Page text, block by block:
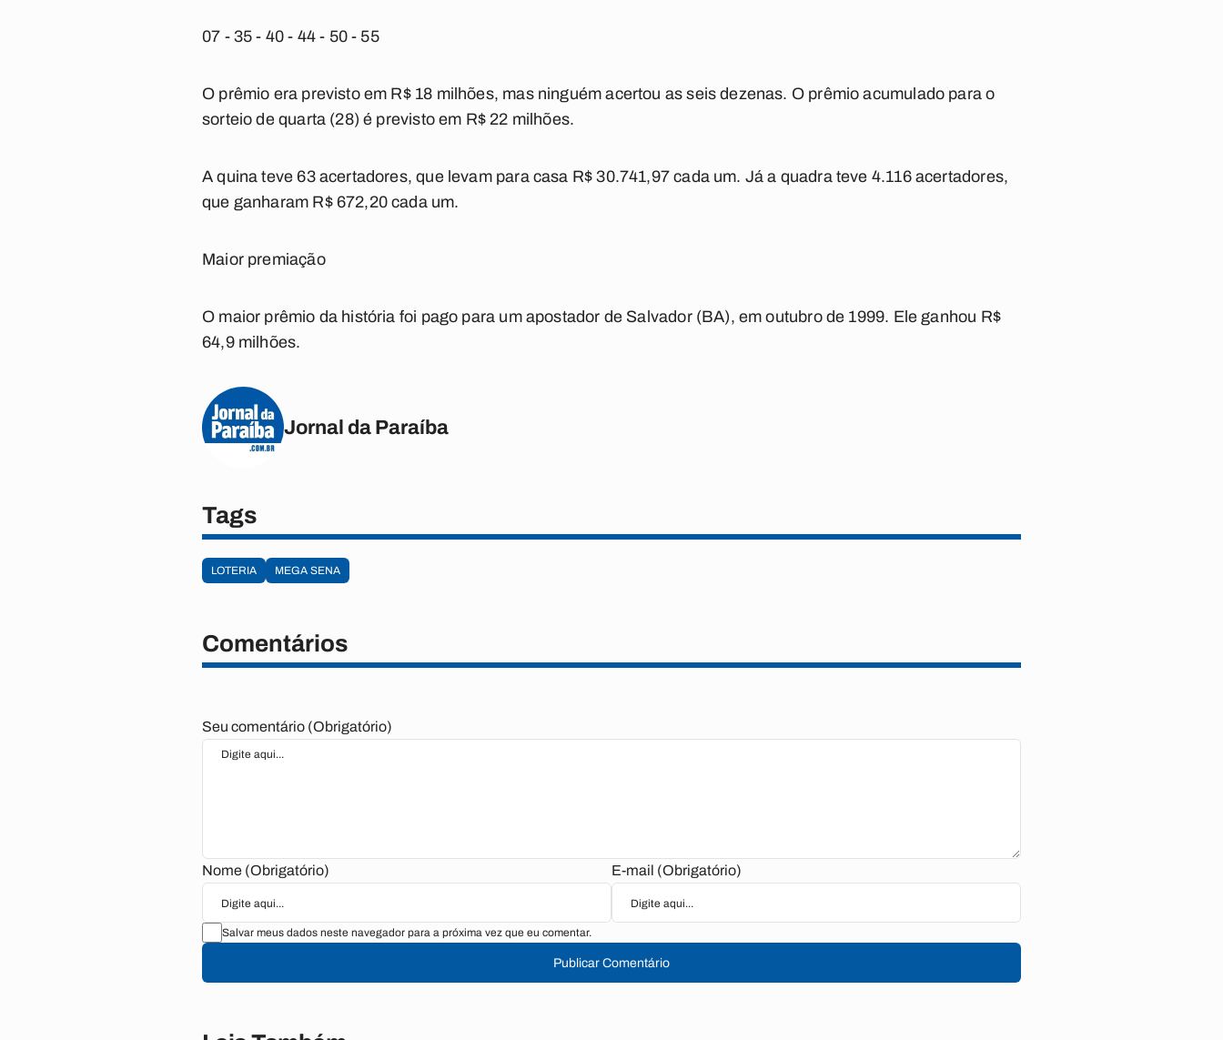
07 - 35 - 40 - 44 - 50 - 55
O prêmio era previsto em R$ 18 milhões, mas ninguém acertou as seis dezenas. O prêmio acumulado para o
sorteio de quarta (28) é previsto em R$ 22 milhões.
A quina teve 63 acertadores, que levam para casa R$ 30.741,97 cada um. Já a quadra teve 4.116 acertadores,
que ganharam R$ 672,20 cada um.
Maior premiação
O maior prêmio da história foi pago para um apostador de Salvador (BA), em outubro de 1999. Ele ganhou R$
64,9 milhões.
Jornal da Paraíba
Tags
LOTERIA MEGA SENA
Comentários
Seu comentário (Obrigatório)
Nome (Obrigatório) E-mail (Obrigatório)
Salvar meus dados neste navegador para a próxima vez que eu comentar.
Publicar Comentário